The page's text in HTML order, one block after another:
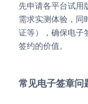
先申请各平台试用
需求实测体验，同
证等），确保电子
签约的价值。
常见电子签章